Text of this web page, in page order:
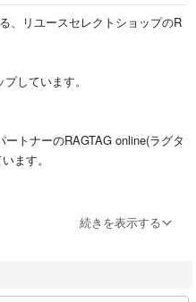
ズ_RAGTAGonline
RAGTAGによって出品されていま
、リユースセレクトショップのR
しています。
トナーのRAGTAG online(ラグタ
ます。
続きを表示する